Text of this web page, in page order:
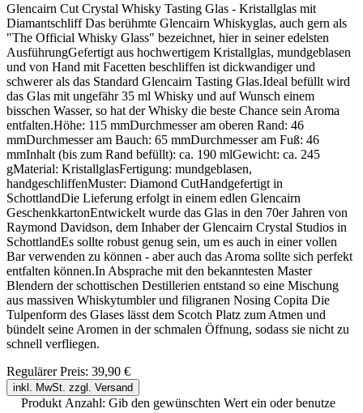
Glencairn Cut Crystal Whisky Tasting Glas - Kristallglas mit
Diamantschliff Das berühmte Glencairn Whiskyglas, auch gern als
"The Official Whisky Glass" bezeichnet, hier in seiner edelsten
AusführungGefertigt aus hochwertigem Kristallglas, mundgeblasen
und von Hand mit Facetten beschliffen ist dickwandiger und
schwerer als das Standard Glencairn Tasting Glas.Ideal befüllt wird
das Glas mit ungefähr 35 ml Whisky und auf Wunsch einem
bisschen Wasser, so hat der Whisky die beste Chance sein Aroma
entfalten.Höhe: 115 mmDurchmesser am oberen Rand: 46
mmDurchmesser am Bauch: 65 mmDurchmesser am Fuß: 46
mmInhalt (bis zum Rand befüllt): ca. 190 mlGewicht: ca. 245
gMaterial: KristallglasFertigung: mundgeblasen,
handgeschliffenMuster: Diamond CutHandgefertigt in
SchottlandDie Lieferung erfolgt in einem edlen Glencairn
GeschenkkartonEntwickelt wurde das Glas in den 70er Jahren von
Raymond Davidson, dem Inhaber der Glencairn Crystal Studios in
SchottlandEs sollte robust genug sein, um es auch in einer vollen
Bar verwenden zu können - aber auch das Aroma sollte sich perfekt
entfalten können.In Absprache mit den bekanntesten Master
Blendern der schottischen Destillerien entstand so eine Mischung
aus massiven Whiskytumbler und filigranen Nosing Copita Die
Tulpenform des Glases lässt dem Scotch Platz zum Atmen und
bündelt seine Aromen in der schmalen Öffnung, sodass sie nicht zu
schnell verfliegen.
Regulärer Preis: 39,90 €
inkl. MwSt. zzgl. Versand
Produkt Anzahl: Gib den gewünschten Wert ein oder benutze